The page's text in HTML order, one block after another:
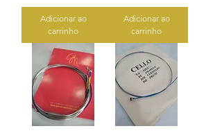
Adicionar ao
carrinho
Adicionar ao
carrinho